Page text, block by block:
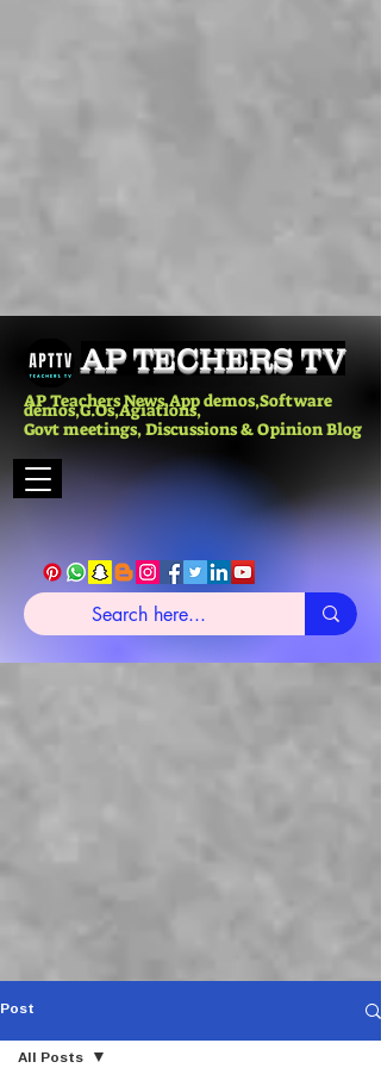
AP TECHERS TV
AP Teachers News,App demos,Software
demos,G.Os,Agiations,
Govt meetings, Discussions & Opinion Blog
Post
All Posts